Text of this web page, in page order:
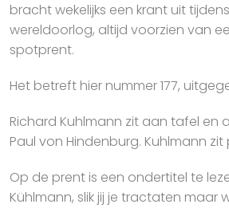
bracht wekelijks een krant uit
wereldoorlog, altijd voorzien van
spotprent.
Het betreft hier nummer 177,
Richard Kuhlmann zit aan tafel en
Paul von Hindenburg. Kuhlmann
Op de prent is een ondertitel te
Kühlmann, slik jij je tractaten maar